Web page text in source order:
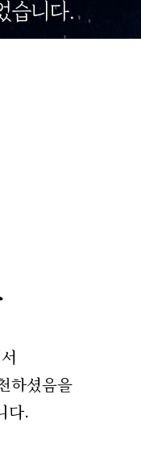
습니다.
하셨음을
다.